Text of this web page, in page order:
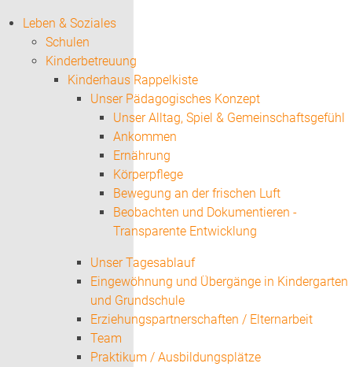
Leben & Soziales
Schulen
Kinderbetreuung
Kinderhaus Rappelkiste
Unser Pädagogisches Konzept
Unser Alltag, Spiel & Gemeinschaftsgefühl
Ankommen
Ernährung
Körperpflege
Bewegung an der frischen Luft
Beobachten und Dokumentieren -
Transparente Entwicklung
Unser Tagesablauf
Eingewöhnung und Übergänge in Kindergarten
und Grundschule
Erziehungspartnerschaften / Elternarbeit
Team
Praktikum / Ausbildungsplätze